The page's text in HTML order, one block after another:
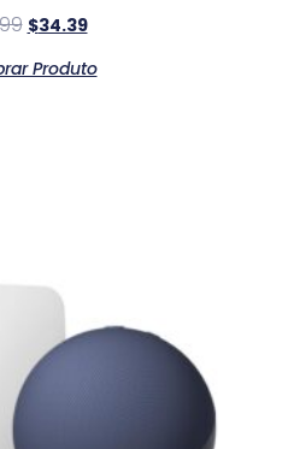
$34.39
Produto